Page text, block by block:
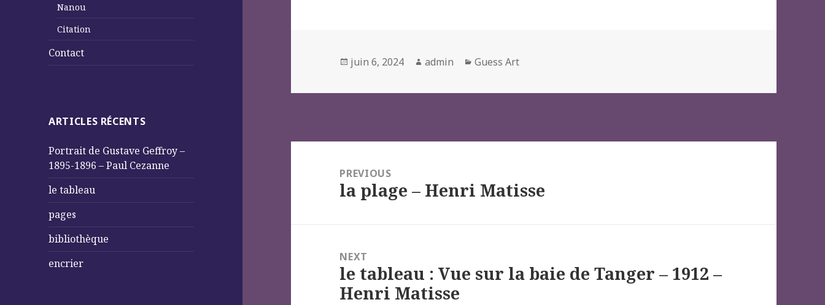
Nanou
Citation
Contact
ARTICLES RÉCENTS
Portrait de Gustave Geffroy –
1895-1896 – Paul Cezanne
le tableau
pages
bibliothèque
encrier
Posted
juin 6, 2024 Author
admin Categories
Guess Art
l’article
PREVIOUS
Previous
la plage – Henri Matisse
NEXT
Next
post:
le tableau : Vue sur la baie de Tanger – 1912 –
Henri Matisse